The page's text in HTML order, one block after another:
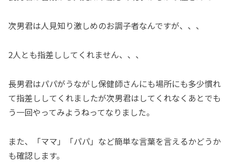
次男君は人見知り激しめのお調子者なんですが、、、
2人とも指差ししてくれません、、、
長男君はパパがうながし保健師さんにも場所にも多少慣れ
て指差ししてくれましたが次男君はしてくれなくあとでも
う一回やってみようねってなりました。
また、「ママ」「パパ」など簡単な言葉を言えるかどうか
も確認します。